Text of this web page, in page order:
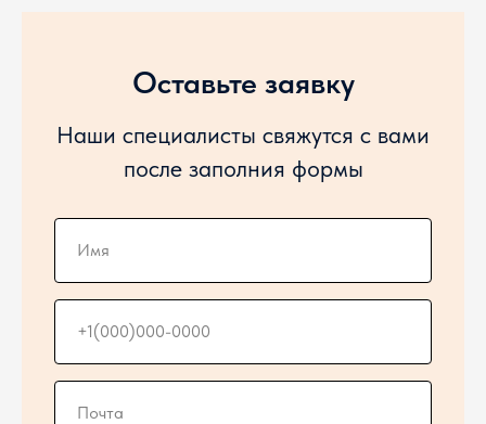
Оставьте заявку
Наши специалисты свяжутся с вами
после заполния формы